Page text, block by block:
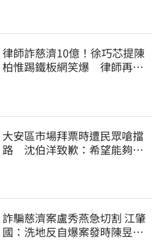
律師詐慈濟10億！徐巧芯提陳
柏惟踢鐵板網笑爆 律師再曬1
大安區市場拜票時遭民眾嗆擋
路 沈伯洋致歉：希望能夠精
詐騙慈濟案盧秀燕急切割 江肇
國：洗地反自爆案發時陳昱瑄